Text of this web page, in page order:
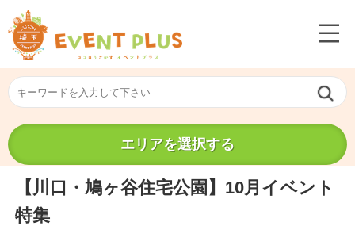
エリアを選択する
【川口・鳩ヶ谷住宅公園】10月イベント
特集